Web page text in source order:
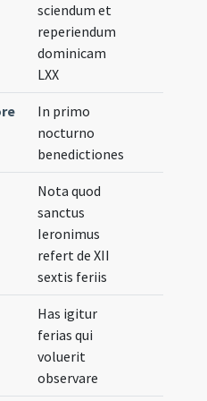
sciendum et
reperiendum
dominicam
LXX
In primo
nocturno
benedictiones
Nota quod
sanctus
Ieronimus
refert de XII
sextis feriis
Has igitur
ferias qui
voluerit
observare